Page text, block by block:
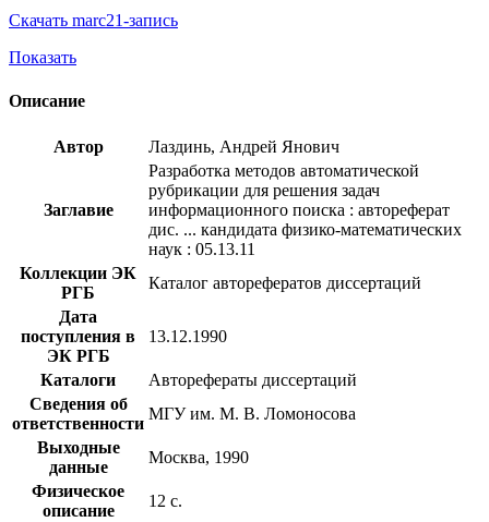
Скачать marc21-запись
Показать
Описание
Автор Лаздинь, Андрей Янович
Заглавие
Разработка методов автоматической
рубрикации для решения задач
информационного поиска : автореферат
дис. ... кандидата физико-математических
наук : 05.13.11
Коллекции ЭК
РГБ
Каталог авторефератов диссертаций
Дата
поступления в
ЭК РГБ
13.12.1990
Каталоги
Авторефераты диссертаций
Сведения об
ответственности
МГУ им. М. В. Ломоносова
Выходные
данные
Москва, 1990
Физическое
описание
12 с.